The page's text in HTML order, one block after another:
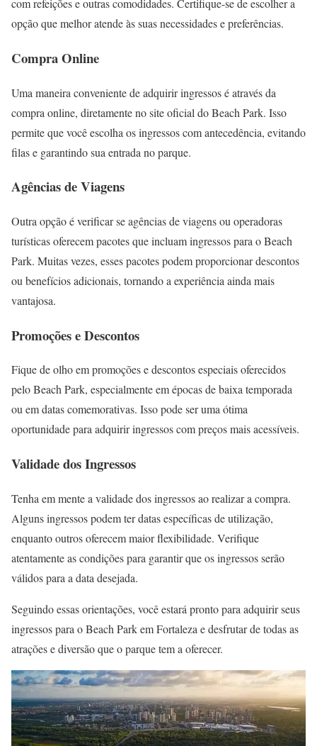
com refeições e outras comodidades. Certifique-se de escolher a
opção que melhor atende às suas necessidades e preferências.
Compra Online
Uma maneira conveniente de adquirir ingressos é através da
compra online, diretamente no site oficial do Beach Park. Isso
permite que você escolha os ingressos com antecedência, evitando
filas e garantindo sua entrada no parque.
Agências de Viagens
Outra opção é verificar se agências de viagens ou operadoras
turísticas oferecem pacotes que incluam ingressos para o Beach
Park. Muitas vezes, esses pacotes podem proporcionar descontos
ou benefícios adicionais, tornando a experiência ainda mais
vantajosa.
Promoções e Descontos
Fique de olho em promoções e descontos especiais oferecidos
pelo Beach Park, especialmente em épocas de baixa temporada
ou em datas comemorativas. Isso pode ser uma ótima
oportunidade para adquirir ingressos com preços mais acessíveis.
Validade dos Ingressos
Tenha em mente a validade dos ingressos ao realizar a compra.
Alguns ingressos podem ter datas específicas de utilização,
enquanto outros oferecem maior flexibilidade. Verifique
atentamente as condições para garantir que os ingressos serão
válidos para a data desejada.
Seguindo essas orientações, você estará pronto para adquirir seus
ingressos para o Beach Park em Fortaleza e desfrutar de todas as
atrações e diversão que o parque tem a oferecer.